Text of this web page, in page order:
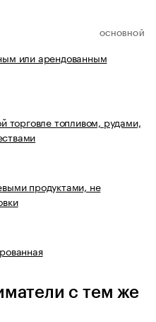
ОСНОВНОЙ
или арендованным
торговле топливом, рудами,
продуктами, не
с тем же